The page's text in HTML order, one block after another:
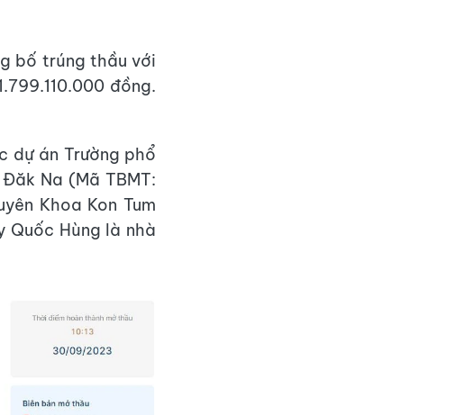
bố trúng thầu với
đồng.
dự án Trường phổ
Na (Mã TBMT:
Khoa Kon Tum
Hùng là nhà